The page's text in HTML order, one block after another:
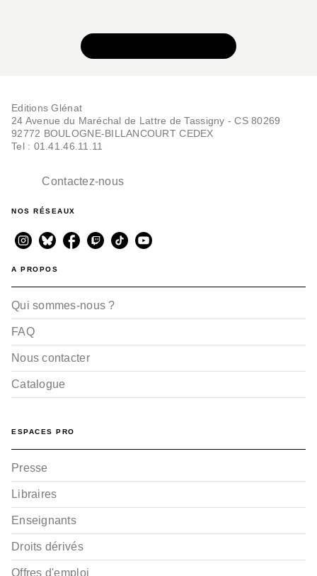
Editions Glénat
24 Avenue du Maréchal de Lattre de Tassigny - CS 80269
92772 BOULOGNE-BILLANCOURT CEDEX
Tel : 01.41.46.11.11
Contactez-nous
NOS RÉSEAUX
A PROPOS
Qui sommes-nous ?
FAQ
Nous contacter
Catalogue
ESPACES PRO
Presse
Libraires
Enseignants
Droits dérivés
Offres d'emploi